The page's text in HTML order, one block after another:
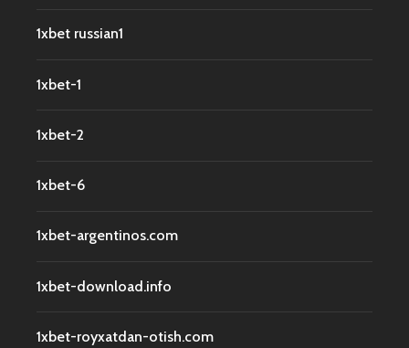
1xbet russian1
1xbet-1
1xbet-2
1xbet-6
1xbet-argentinos.com
1xbet-download.info
1xbet-royxatdan-otish.com